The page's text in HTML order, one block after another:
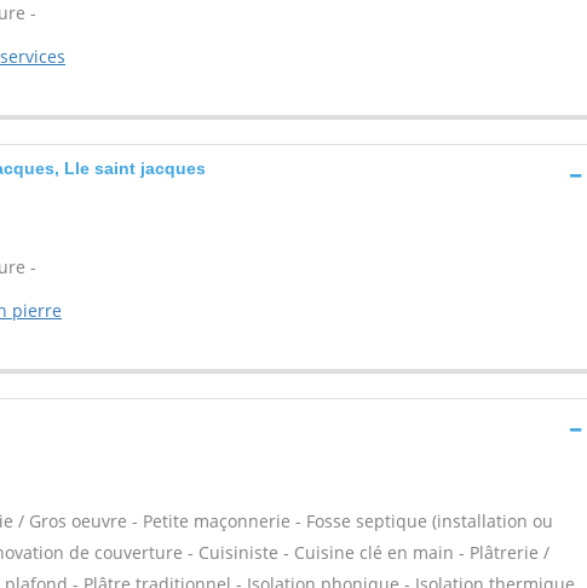
-
Lle saint jacques
-
pierre
/ Gros oeuvre - Petite maçonnerie - Fosse septique (installation ou
de couverture - Cuisiniste - Cuisine clé en main - Plâtrerie /